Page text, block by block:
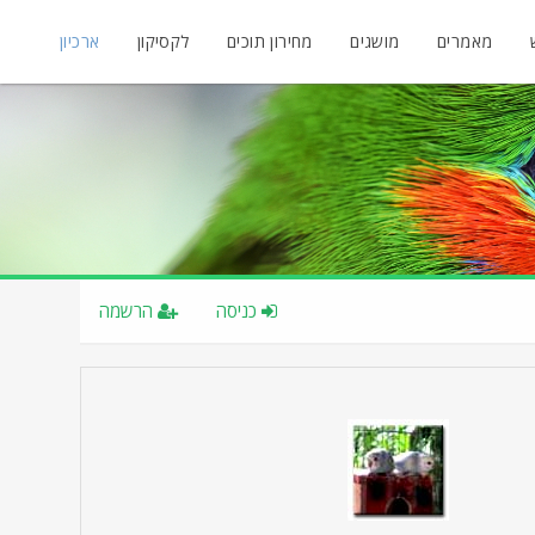
מאמרים מושגים מחירון תוכים לקסיקון ארכיון
הרשמה כניסה